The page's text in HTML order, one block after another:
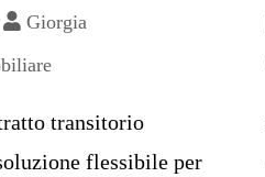
Giorgia
transitorio
flessibile per